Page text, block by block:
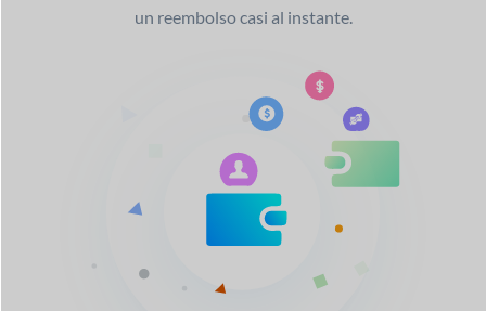
un reembolso casi al instante.